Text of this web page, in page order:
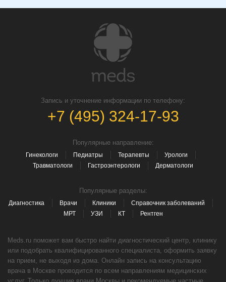
Запись и уточнение информации по телефону:
+7 (495) 324-17-93
Популярные направление:
Гинекологи Педиатры Терапевты
Урологи
Травматологи
Гастроэнтерологи Дерматологи
Популярные разделы:
Диагностика Врачи Клиники
Справочник заболеваний
МРТ
УЗИ КТ Рентген
Meds.ru поможет вам быстро найти диагностический центр, клинику
или подобрать квалифицированного специалиста, оформить заявку
на прием, не выходя из дома. Онлайн запись на консультацию
врача в Москве проводится по всем направлениям медицинских